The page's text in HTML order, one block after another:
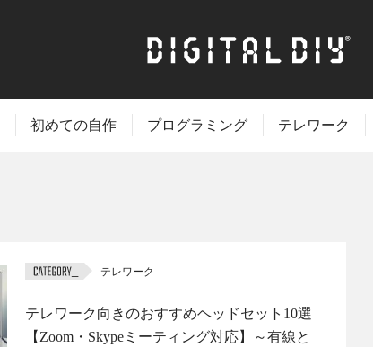
初めての自作 プログラミング テレワーク
テレワーク
テレワーク向きのおすすめヘッドセット10選
【Zoom・Skypeミーティング対応】～有線と